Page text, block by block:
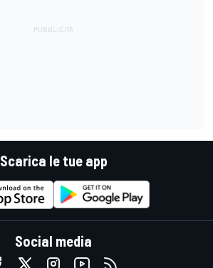
Scarica le tue app
Social media